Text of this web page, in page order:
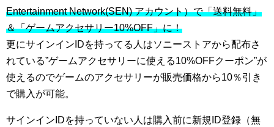
Entertainment Network(SEN) アカウント）で「送料無料」
＆「ゲームアクセサリー10%OFF」に！
更にサインインIDを持ってる人はソニーストアから配布さ
れている”ゲームアクセサリーに使える10%OFFクーポン”が
使えるのでゲームのアクセサリーが販売価格から10％引き
で購入が可能。
サインインIDを持っていない人は購入前に新規ID登録（無